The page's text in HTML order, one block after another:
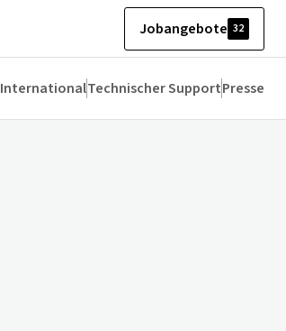
Jobangebote 32
InternationalTechnischer SupportPresse